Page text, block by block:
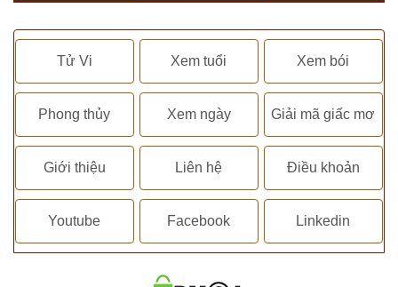
Tử Vi Xem tuổi Xem bói
Phong thủy Xem ngày Giải mã giấc mơ
Giới thiệu Liên hệ Điều khoản
Youtube Facebook Linkedin